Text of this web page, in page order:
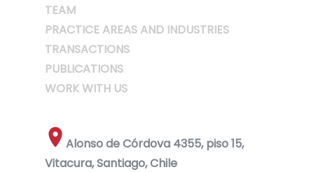
TEAM
PRACTICE AREAS AND INDUSTRIES
TRANSACTIONS
PUBLICATIONS
WORK WITH US
Alonso de Córdova 4355, piso 15,
Vitacura, Santiago, Chile